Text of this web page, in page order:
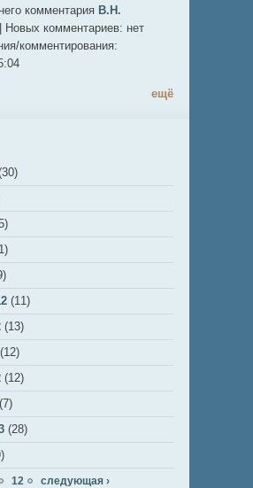
комментария В.Н.
Новых комментариев: нет
комментирования:
ещё
(11)
(13)
(12)
(12)
(7)
(28)
12 следующая ›